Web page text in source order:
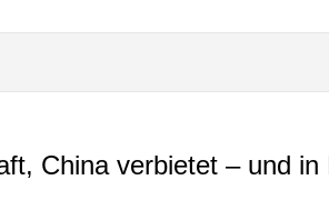
China verbietet – und in